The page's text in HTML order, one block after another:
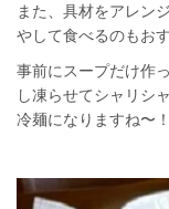
また、具材をアレン
やして食べるのもお
事前にスープだけ作
し凍らせてシャリシ
冷麺になりますね〜！